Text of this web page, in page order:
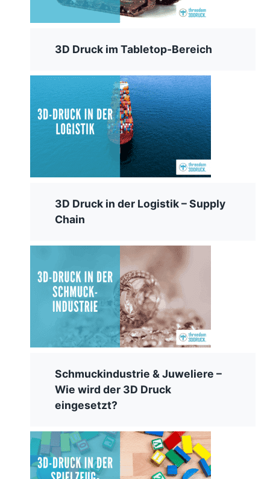
3D Druck im Tabletop-Bereich
3D Druck in der Logistik – Supply
Chain
Schmuckindustrie & Juweliere –
Wie wird der 3D Druck
eingesetzt?